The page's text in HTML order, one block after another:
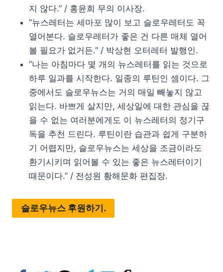
지 않다.” / 홍윤희 무의 이사장.
“뉴스레터는 세마포 많이 보고 슬로우레터도 꼭
열어본다. 슬로우레터가 좋은 건 다른 매체 열어
볼 필요가 없거든.” / 박상현 오터레터 발행인.
“나는 아침마다 몇 개의 뉴스레터를 읽는 것으로
하루 일과를 시작한다. 일종의 루틴인 셈이다. 그
중에서도 슬로우뉴스는 거의 매일 빼놓지 않고
읽는다. 바쁘게 살지만, 세상일에 대한 관심을 끊
을 수 없는 여러분에게도 이 뉴스레터의 정기구
독을 추천 드린다. 루틴이란 습관과 쉽게 구분하
기 어렵지만, 슬로우뉴스는 세상을 조금이라도
환기시키며 읽어볼 수 있는 좋은 뉴스레터이기
때문이다.” / 전성원 황해문화 편집장.
슬로우뉴스 후원하기.